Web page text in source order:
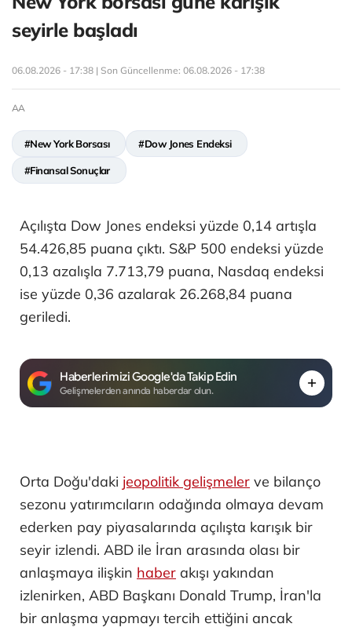
seyirle başladı
06.08.2026 - 17:38 | Son Güncellenme: 06.08.2026 - 17:38
AA
#New York Borsası #Dow Jones Endeksi
#Finansal Sonuçlar
Açılışta Dow Jones endeksi yüzde 0,14 artışla
54.426,85 puana çıktı. S&P 500 endeksi yüzde
0,13 azalışla 7.713,79 puana, Nasdaq endeksi
ise yüzde 0,36 azalarak 26.268,84 puana
geriledi.
Haberlerimizi Google'da Takip Edin
Gelişmelerden anında haberdar olun.
Orta Doğu'daki jeopolitik gelişmeler ve bilanço
sezonu yatırımcıların odağında olmaya devam
ederken pay piyasalarında açılışta karışık bir
seyir izlendi. ABD ile İran arasında olası bir
anlaşmaya ilişkin haber akışı yakından
izlenirken, ABD Başkanı Donald Trump, İran'la
bir anlaşma yapmayı tercih ettiğini ancak